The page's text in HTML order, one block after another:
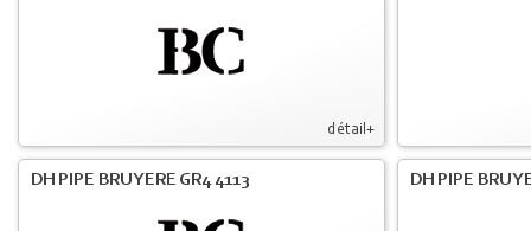
détail+
DH PIPE BRUYERE GR4 4113 DH PIPE